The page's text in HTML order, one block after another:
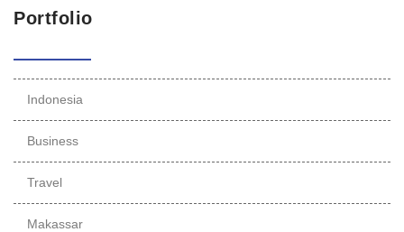
Portfolio
Indonesia
Business
Travel
Makassar